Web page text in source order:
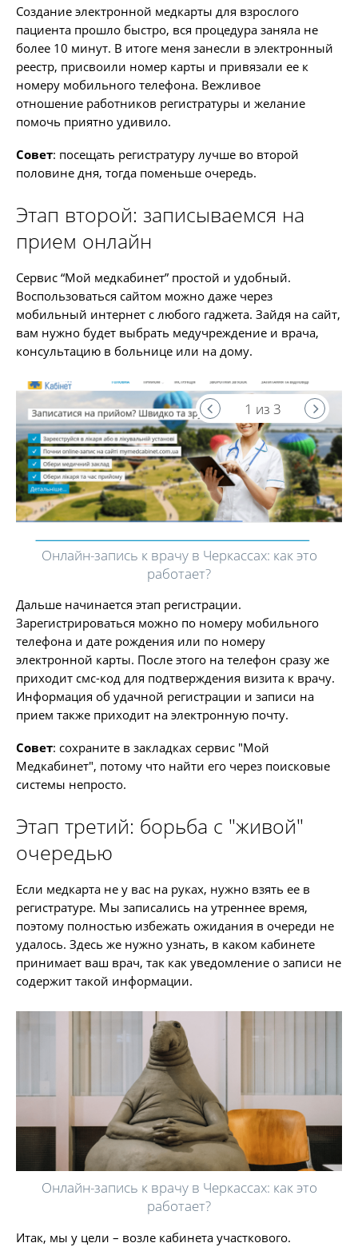
Создание электронной медкарты для взрослого
пациента прошло быстро, вся процедура заняла не
более 10 минут. В итоге меня занесли в электронный
реестр, присвоили номер карты и привязали ее к
номеру мобильного телефона. Вежливое
отношение работников регистратуры и желание
помочь приятно удивило.
Совет: посещать регистратуру лучше во второй
половине дня, тогда поменьше очередь.
Этап второй: записываемся на
прием онлайн
Сервис “Мой медкабинет” простой и удобный.
Воспользоваться сайтом можно даже через
мобильный интернет с любого гаджета. Зайдя на сайт,
вам нужно будет выбрать медучреждение и врача,
консультацию в больнице или на дому.
Онлайн-запись к врачу в Черкассах: как это
работает?
1 из 3
Дальше начинается этап регистрации.
Зарегистрироваться можно по номеру мобильного
телефона и дате рождения или по номеру
электронной карты. После этого на телефон сразу же
приходит смс-код для подтверждения визита к врачу.
Информация об удачной регистрации и записи на
прием также приходит на электронную почту.
Совет: сохраните в закладках сервис "Мой
Медкабинет", потому что найти его через поисковые
системы непросто.
Этап третий: борьба с "живой"
очередью
Если медкарта не у вас на руках, нужно взять ее в
регистратуре. Мы записались на утреннее время,
поэтому полностью избежать ожидания в очереди не
удалось. Здесь же нужно узнать, в каком кабинете
принимает ваш врач, так как уведомление о записи не
содержит такой информации.
Онлайн-запись к врачу в Черкассах: как это
работает?
Итак, мы у цели – возле кабинета участкового.